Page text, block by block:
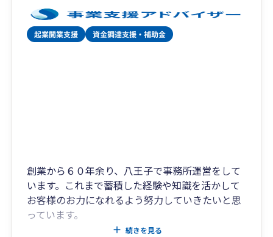
創業から６０年余り、八王子で事務所運営をして
います。これまで蓄積した経験や知識を活かして
お客様のお力になれるよう努力していきたいと思
っています。
ご相談は無料ですので、気になるところや疑問点
続きを見る